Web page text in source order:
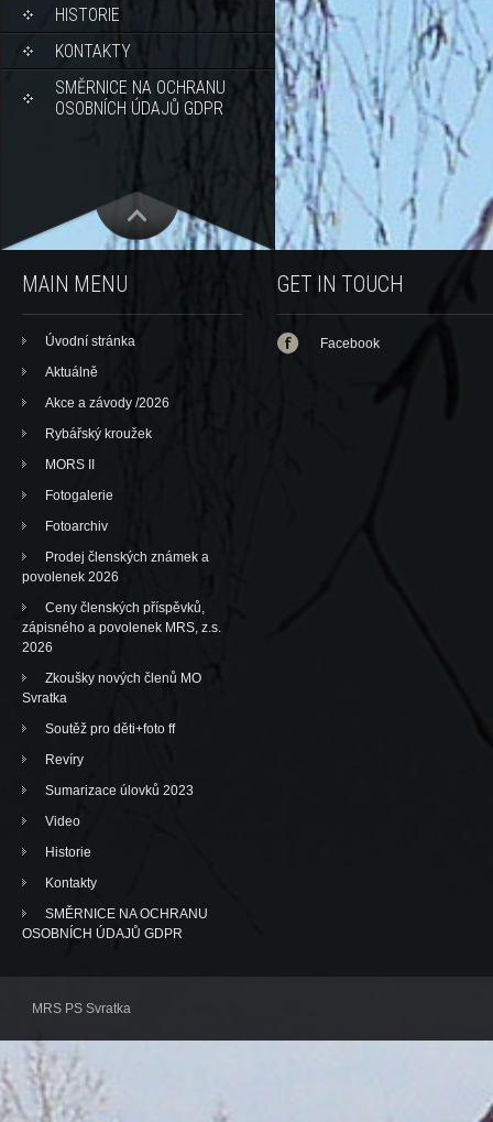
HISTORIE
KONTAKTY
SMĚRNICE NA OCHRANU
OSOBNÍCH ÚDAJŮ GDPR
MAIN MENU
Úvodní stránka
Aktuálně
Akce a závody /2026
Rybářský kroužek
MORS II
Fotogalerie
Fotoarchiv
Prodej členských známek a
povolenek 2026
Ceny členských příspěvků,
zápisného a povolenek MRS, z.s.
2026
Zkoušky nových členů MO
Svratka
Soutěž pro děti+foto ff
Revíry
Sumarizace úlovků 2023
Video
Historie
Kontakty
SMĚRNICE NA OCHRANU
OSOBNÍCH ÚDAJŮ GDPR
GET IN TOUCH
Facebook
MRS PS Svratka